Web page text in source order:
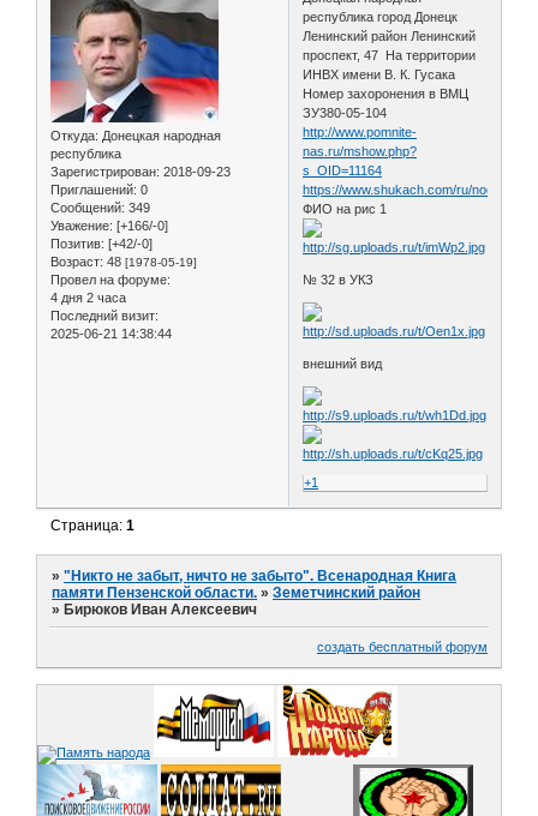
Откуда: Донецкая народная
республика
Зарегистрирован: 2018-09-23
Приглашений: 0
Сообщений: 349
Уважение: [+166/-0]
Позитив: [+42/-0]
Возраст: 48 [1978-05-19]
Провел на форуме:
4 дня 2 часа
Последний визит:
2025-06-21 14:38:44
республика город Донецк
Ленинский район Ленинский
проспект, 47 На территории
ИНВХ имени В. К. Гусака
Номер захоронения в ВМЦ
ЗУ380-05-104
http://www.pomnite-
nas.ru/mshow.php?
s_OID=11164
https://www.shukach.com/ru/node/
ФИО на рис 1
№ 32 в УКЗ
внешний вид
+1
Страница:1
»"Никто не забыт, ничто не забыто". Всенародная Книга
памяти Пензенской области. »Земетчинский район
»Бирюков Иван Алексеевич
создать бесплатный форум